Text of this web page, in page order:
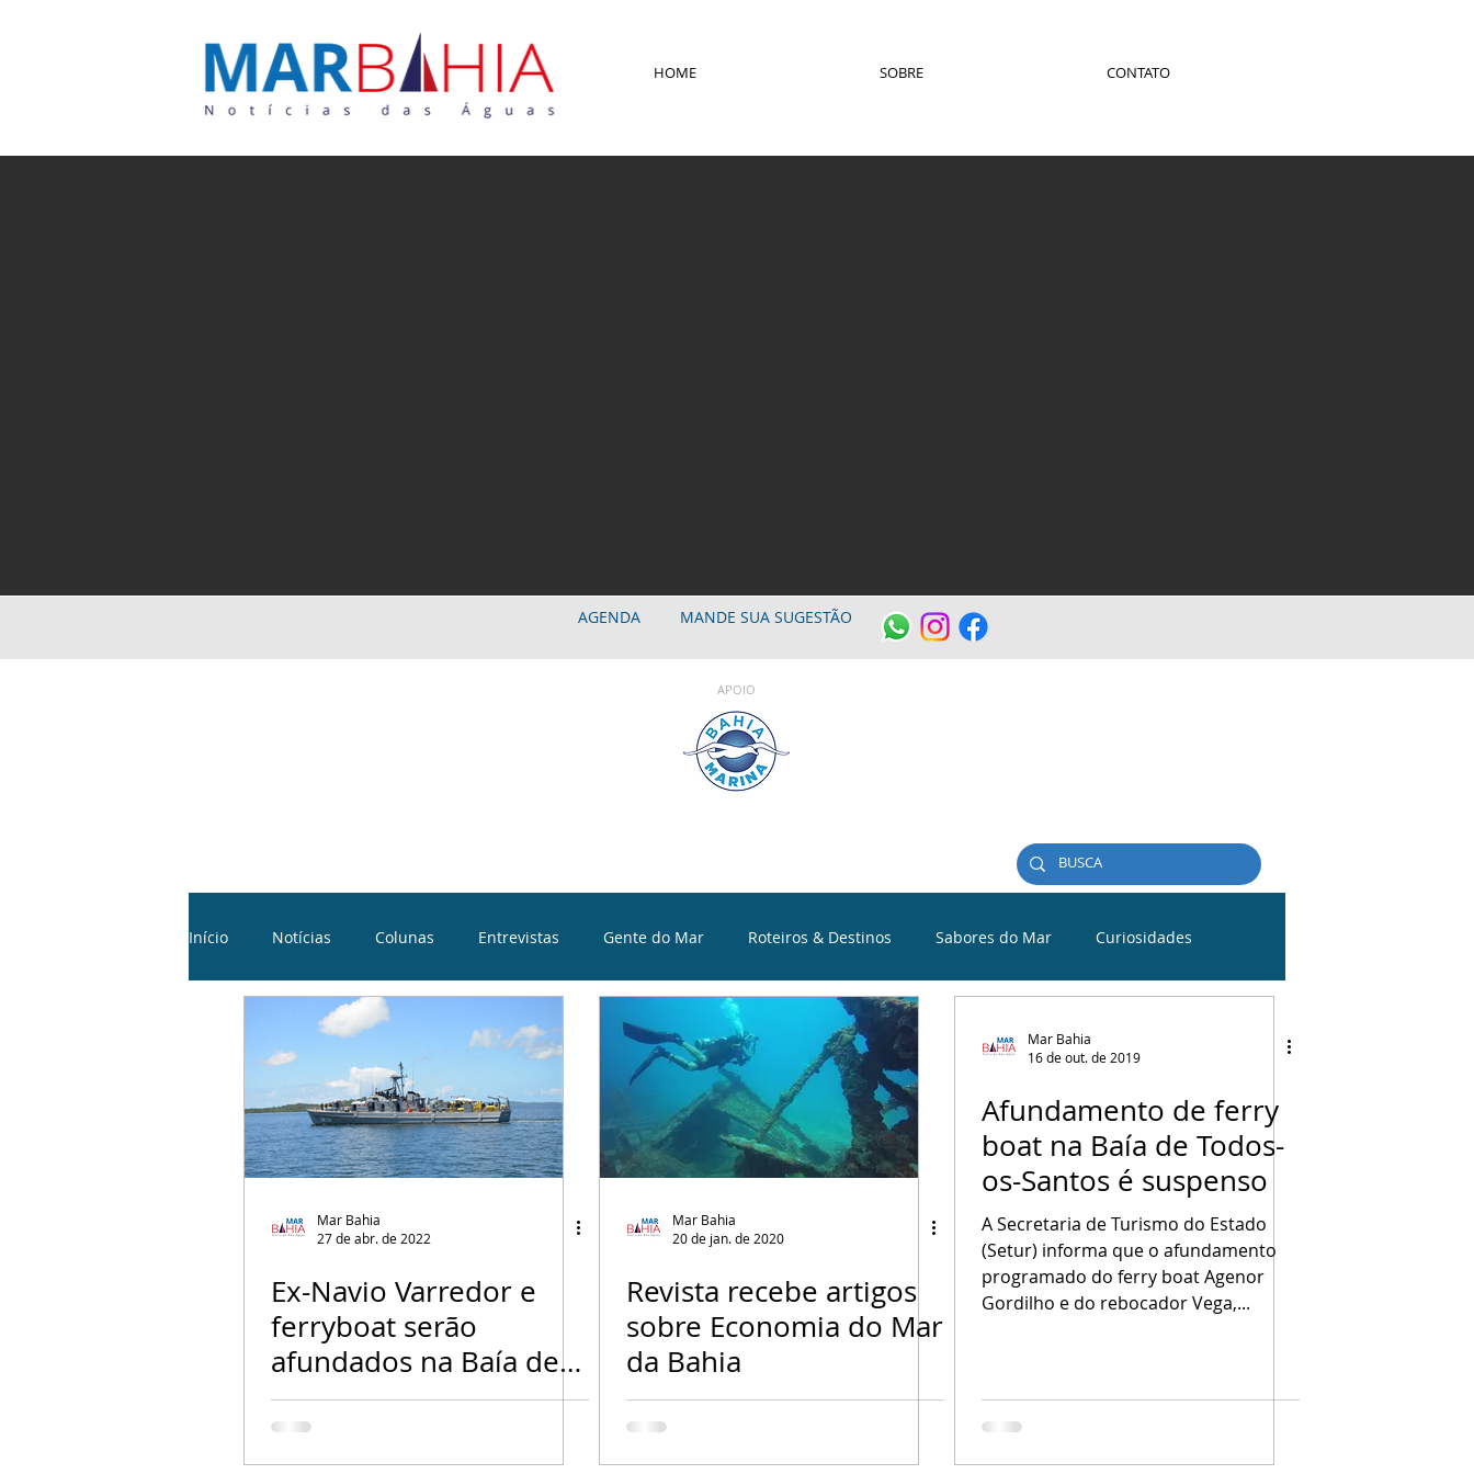
HOME SOBRE CONTATO
Início Notícias Colunas Entrevistas Gente do Mar Roteiros & Destinos Sabores do Mar Curiosidades
Mar Bahia
27 de abr. de 2022
Ex-Navio Varredor e
ferryboat serão
afundados na Baía de
Todos-os-Santos
Mar Bahia
20 de jan. de 2020
Revista recebe artigos
sobre Economia do Mar
da Bahia
Mar Bahia
16 de out. de 2019
Afundamento de ferry
boat na Baía de Todos-
os-Santos é suspenso
A Secretaria de Turismo do Estado
(Setur) informa que o afundamento
programado do ferry boat Agenor
Gordilho e do rebocador Vega,...
AGENDA MANDE SUA SUGESTÃO
APOIO